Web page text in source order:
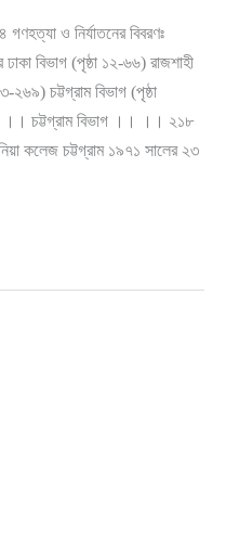
ও নির্যাতনের বিবরণঃ
ঢাকা বিভাগ (পৃষ্ঠা ১২-৬৬) রাজশাহী
২৬৯) চট্টগ্রাম বিভাগ (পৃষ্ঠা
।। চট্টগ্রাম বিভাগ ।। ।। ২১৮
কলেজ চট্টগ্রাম ১৯৭১ সালের ২৩